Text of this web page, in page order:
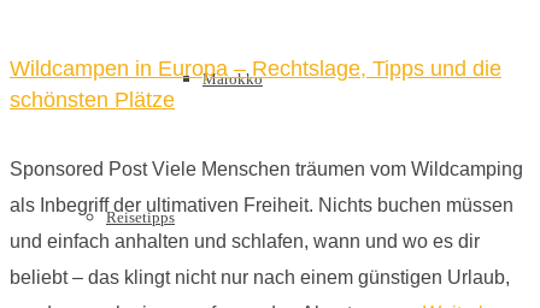
Marokko
Reisetipps
Wildcampen in Europa – Rechtslage, Tipps und die
schönsten Plätze
Sponsored Post Viele Menschen träumen vom Wildcamping
als Inbegriff der ultimativen Freiheit. Nichts buchen müssen
und einfach anhalten und schlafen, wann und wo es dir
beliebt – das klingt nicht nur nach einem günstigen Urlaub,